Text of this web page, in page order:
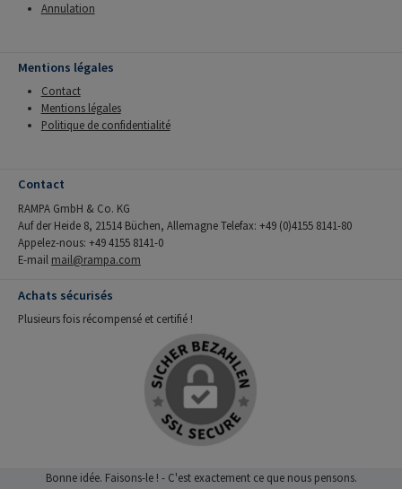
Annulation
Mentions légales
Contact
Mentions légales
Politique de confidentialité
Contact
RAMPA GmbH & Co. KG
Auf der Heide 8, 21514 Büchen, Allemagne Telefax: +49 (0)4155 8141-80
Appelez-nous: +49 4155 8141-0
E-mail mail@rampa.com
Achats sécurisés
Plusieurs fois récompensé et certifié !
Bonne idée. Faisons-le ! - C'est exactement ce que nous pensons.